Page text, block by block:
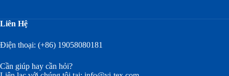
Liên Hệ
Điện thoại: (+86) 19058080181
Cần giúp hay cần hỏi?